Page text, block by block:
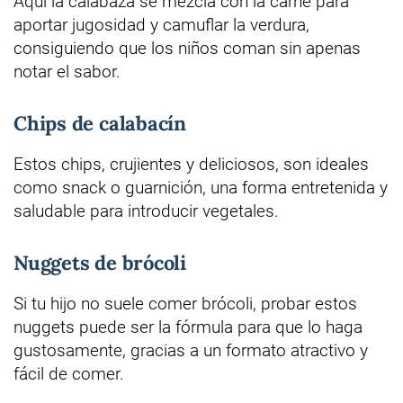
aportar jugosidad y camuflar la verdura,
consiguiendo que los niños coman sin apenas
notar el sabor.
Chips de calabacín
Estos chips, crujientes y deliciosos, son ideales
como snack o guarnición, una forma entretenida y
saludable para introducir vegetales.
Nuggets de brócoli
Si tu hijo no suele comer brócoli, probar estos
nuggets puede ser la fórmula para que lo haga
gustosamente, gracias a un formato atractivo y
fácil de comer.